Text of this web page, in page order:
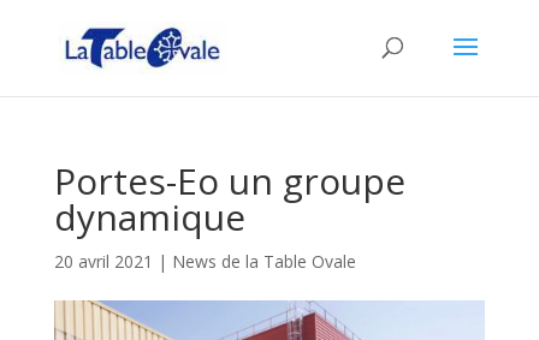
Portes-Eo un groupe
dynamique
20 avril 2021 | News de la Table Ovale